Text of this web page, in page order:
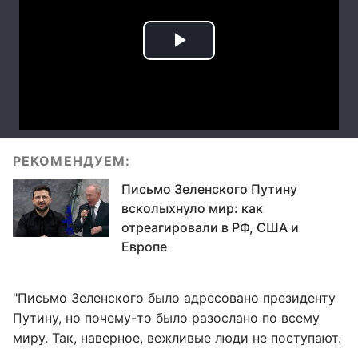
РЕКОМЕНДУЕМ:
Письмо Зеленского Путину
всколыхнуло мир: как
отреагировали в РФ, США и
Европе
"Письмо Зеленского было адресовано президенту
Путину, но почему-то было разослано по всему
миру. Так, наверное, вежливые люди не поступают.